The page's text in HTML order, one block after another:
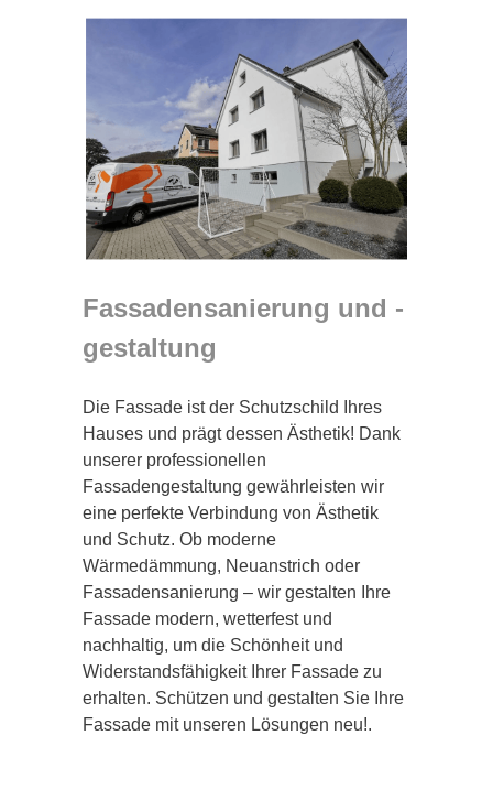
Fassadensanierung und -
gestaltung
Die Fassade ist der Schutzschild Ihres
Hauses und prägt dessen Ästhetik! Dank
unserer professionellen
Fassadengestaltung gewährleisten wir
eine perfekte Verbindung von Ästhetik
und Schutz. Ob moderne
Wärmedämmung, Neuanstrich oder
Fassadensanierung – wir gestalten Ihre
Fassade modern, wetterfest und
nachhaltig, um die Schönheit und
Widerstandsfähigkeit Ihrer Fassade zu
erhalten. Schützen und gestalten Sie Ihre
Fassade mit unseren Lösungen neu!.